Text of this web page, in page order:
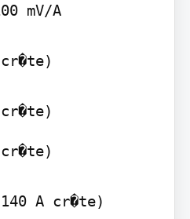
mV/A
cr�te)
cr�te)
A cr�te)